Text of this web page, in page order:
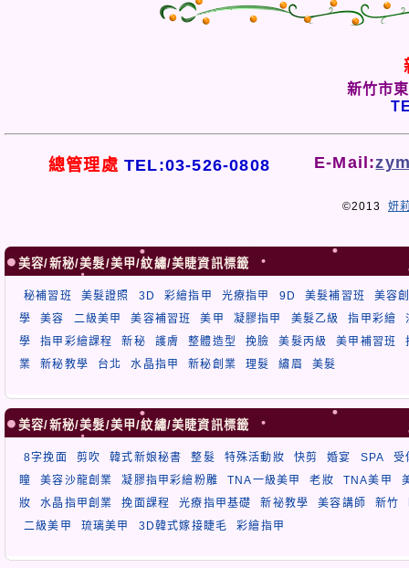
新竹市
總管理處 TEL:03-526-0808 E-Mail:
©2013 妍
美容/新秘/美髮/美甲/紋繡/美睫資訊標籤
秘補習班 美髮證照 3D 彩繪指甲 光療指甲 9D 美髮補習班
美容
學
美容 二級美甲 美容補習班 美甲 凝膠指甲 美髮乙級 指甲彩繪
學
指甲彩繪課程 新秘 護膚 整體造型 挽臉 美髮丙級 美甲補習班
業
新秘教學 台北 水晶指甲 新秘創業 理髮 繡眉 美髮
美容/新秘/美髮/美甲/紋繡/美睫資訊標籤
8字挽面 剪吹 韓式新娘秘書 整髮 特殊活動妝 快剪 婚宴 SPA
受
瞳
美容沙龍創業 凝膠指甲彩繪粉雕 TNA一級美甲 老妝 TNA美甲
妝
水晶指甲創業 挽面課程 光療指甲基礎 新祕教學 美容講師 新竹
二級美甲
琉璃美甲 3D韓式嫁接睫毛 彩繪指甲